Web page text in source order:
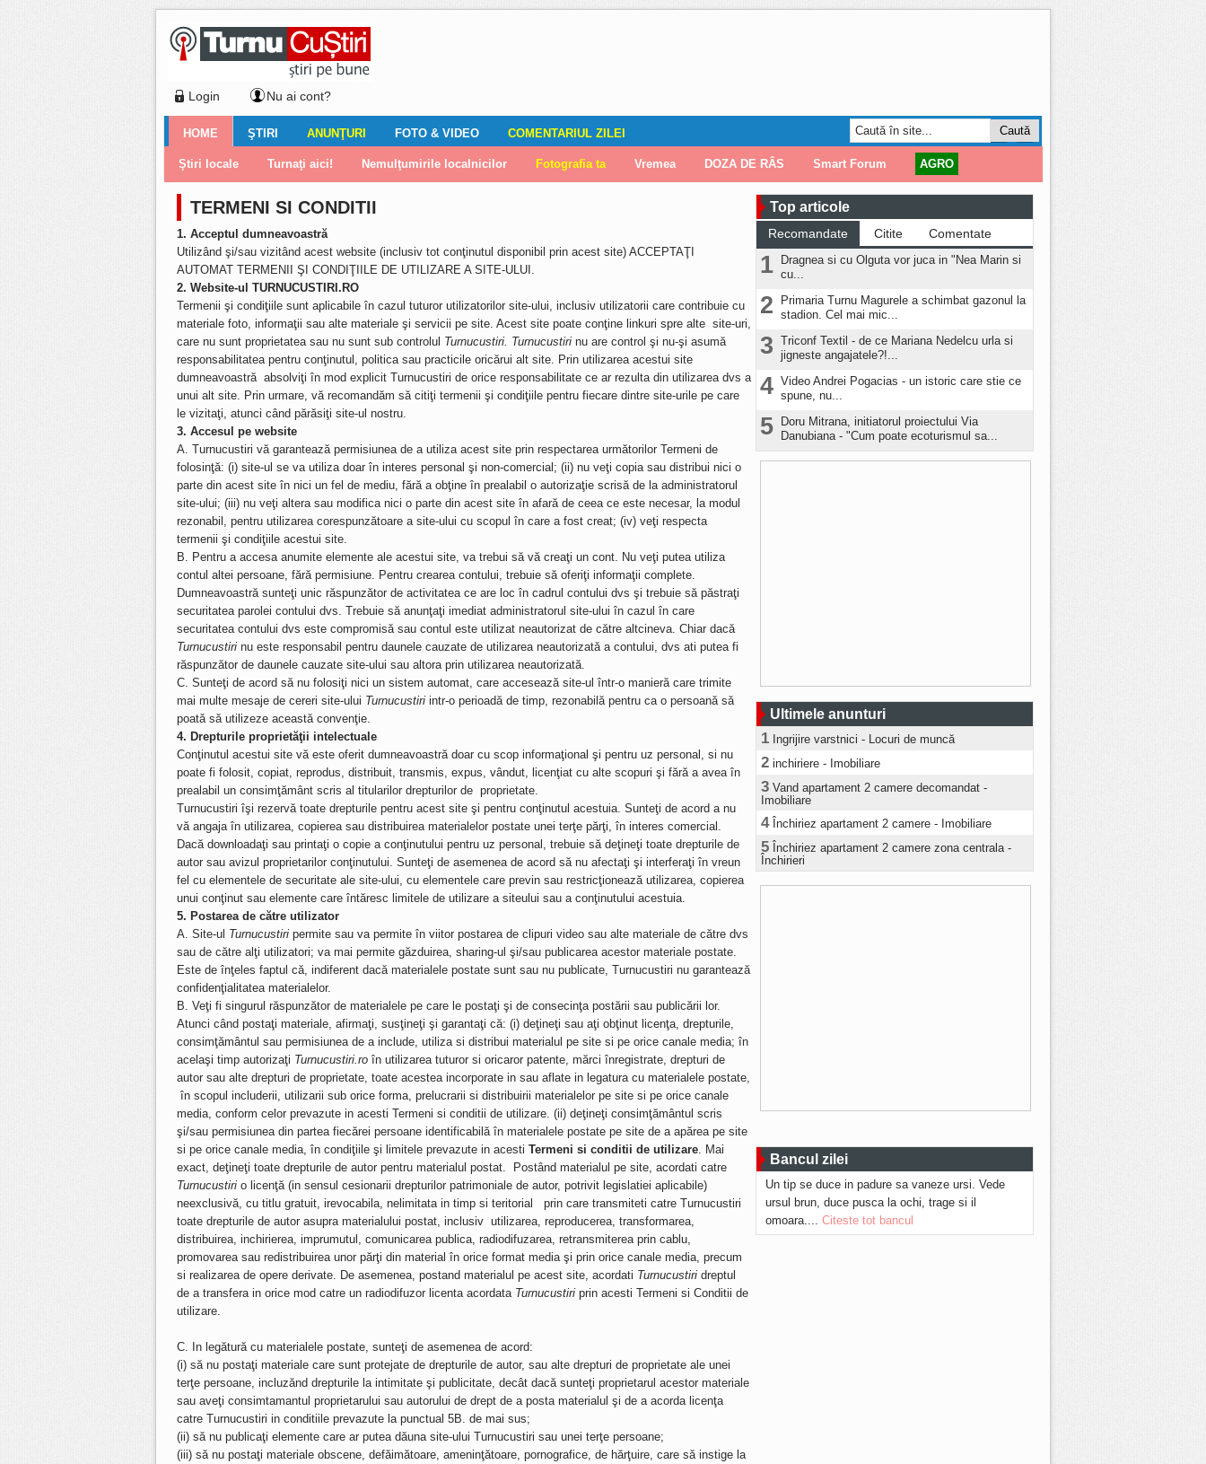
Login Nu ai cont?
HOME
Ştiri locale Turnaţi aici! Nemulţumirile localnicilor Fotografia ta Vremea DOZA DE RÂS Smart Forum AGRO
ŞTIRI
Ştiri locale Ştiri din ţară Financiar Editorial
ANUNŢURI
Imobiliare Auto Închirieri Vânzări Locuri de muncă ADAUGA ANUNT
FOTO & VIDEO
Galerii Foto Galerii video
COMENTARIUL ZILEI
Comentariul zilei
TERMENI SI CONDITII
1. Acceptul dumneavoastră
Utilizând şi/sau vizitând acest website (inclusiv tot conţinutul disponibil prin acest site) ACCEPTAŢI
AUTOMAT TERMENII ŞI CONDIŢIILE DE UTILIZARE A SITE-ULUI.
2. Website-ul TURNUCUSTIRI.RO
Termenii şi condiţiile sunt aplicabile în cazul tuturor utilizatorilor site-ului, inclusiv utilizatorii care contribuie cu
materiale foto, informaţii sau alte materiale şi servicii pe site. Acest site poate conţine linkuri spre alte site-uri,
care nu sunt proprietatea sau nu sunt sub controlul Turnucustiri. Turnucustiri nu are control şi nu-şi asumă
responsabilitatea pentru conţinutul, politica sau practicile oricărui alt site. Prin utilizarea acestui site
dumneavoastră absolviţi în mod explicit Turnucustiri de orice responsabilitate ce ar rezulta din utilizarea dvs a
unui alt site. Prin urmare, vă recomandăm să citiţi termenii şi condiţiile pentru fiecare dintre site-urile pe care
le vizitaţi, atunci când părăsiţi site-ul nostru.
3. Accesul pe website
A. Turnucustiri vă garantează permisiunea de a utiliza acest site prin respectarea următorilor Termeni de
folosinţă: (i) site-ul se va utiliza doar în interes personal şi non-comercial; (ii) nu veţi copia sau distribui nici o
parte din acest site în nici un fel de mediu, fără a obţine în prealabil o autorizaţie scrisă de la administratorul
site-ului; (iii) nu veţi altera sau modifica nici o parte din acest site în afară de ceea ce este necesar, la modul
rezonabil, pentru utilizarea corespunzătoare a site-ului cu scopul în care a fost creat; (iv) veţi respecta
termenii şi condiţiile acestui site.
B. Pentru a accesa anumite elemente ale acestui site, va trebui să vă creaţi un cont. Nu veţi putea utiliza
contul altei persoane, fără permisiune. Pentru crearea contului, trebuie să oferiţi informaţii complete.
Dumneavoastră sunteţi unic răspunzător de activitatea ce are loc în cadrul contului dvs şi trebuie să păstraţi
securitatea parolei contului dvs. Trebuie să anunţaţi imediat administratorul site-ului în cazul în care
securitatea contului dvs este compromisă sau contul este utilizat neautorizat de către altcineva. Chiar dacă
Turnucustiri nu este responsabil pentru daunele cauzate de utilizarea neautorizată a contului, dvs ati putea fi
răspunzător de daunele cauzate site-ului sau altora prin utilizarea neautorizată.
C. Sunteţi de acord să nu folosiţi nici un sistem automat, care accesează site-ul într-o manieră care trimite
mai multe mesaje de cereri site-ului Turnucustiri intr-o perioadă de timp, rezonabilă pentru ca o persoană să
poată să utilizeze această convenţie.
4. Drepturile proprietăţii intelectuale
Conţinutul acestui site vă este oferit dumneavoastră doar cu scop informaţional şi pentru uz personal, si nu
poate fi folosit, copiat, reprodus, distribuit, transmis, expus, vândut, licenţiat cu alte scopuri şi fără a avea în
prealabil un consimţământ scris al titularilor drepturilor de proprietate.
Turnucustiri îşi rezervă toate drepturile pentru acest site şi pentru conţinutul acestuia. Sunteţi de acord a nu
vă angaja în utilizarea, copierea sau distribuirea materialelor postate unei terţe părţi, în interes comercial.
Dacă downloadaţi sau printaţi o copie a conţinutului pentru uz personal, trebuie să deţineţi toate drepturile de
autor sau avizul proprietarilor conţinutului. Sunteţi de asemenea de acord să nu afectaţi şi interferaţi în vreun
fel cu elementele de securitate ale site-ului, cu elementele care previn sau restricţionează utilizarea, copierea
unui conţinut sau elemente care întăresc limitele de utilizare a siteului sau a conţinutului acestuia.
5. Postarea de către utilizator
A. Site-ul Turnucustiri permite sau va permite în viitor postarea de clipuri video sau alte materiale de către dvs
sau de către alţi utilizatori; va mai permite găzduirea, sharing-ul şi/sau publicarea acestor materiale postate.
Este de înţeles faptul că, indiferent dacă materialele postate sunt sau nu publicate, Turnucustiri nu garantează
confidenţialitatea materialelor.
B. Veţi fi singurul răspunzător de materialele pe care le postaţi şi de consecinţa postării sau publicării lor.
Atunci când postaţi materiale, afirmaţi, susţineţi şi garantaţi că: (i) deţineţi sau aţi obţinut licenţa, drepturile,
consimţământul sau permisiunea de a include, utiliza si distribui materialul pe site si pe orice canale media; în
acelaşi timp autorizaţi Turnucustiri.ro în utilizarea tuturor si oricaror patente, mărci înregistrate, drepturi de
autor sau alte drepturi de proprietate, toate acestea incorporate in sau aflate in legatura cu materialele postate,
în scopul includerii, utilizarii sub orice forma, prelucrarii si distribuirii materialelor pe site si pe orice canale
media, conform celor prevazute in acesti Termeni si conditii de utilizare. (ii) deţineţi consimţământul scris
şi/sau permisiunea din partea fiecărei persoane identificabilă în materialele postate pe site de a apărea pe site
si pe orice canale media, în condiţiile şi limitele prevazute in acesti Termeni si conditii de utilizare. Mai
exact, deţineţi toate drepturile de autor pentru materialul postat. Postând materialul pe site, acordati catre
Turnucustiri o licenţă (in sensul cesionarii drepturilor patrimoniale de autor, potrivit legislatiei aplicabile)
neexclusivă, cu titlu gratuit, irevocabila, nelimitata in timp si teritorial prin care transmiteti catre Turnucustiri
toate drepturile de autor asupra materialului postat, inclusiv utilizarea, reproducerea, transformarea,
distribuirea, inchirierea, imprumutul, comunicarea publica, radiodifuzarea, retransmiterea prin cablu,
promovarea sau redistribuirea unor părţi din material în orice format media şi prin orice canale media, precum
si realizarea de opere derivate. De asemenea, postand materialul pe acest site, acordati Turnucustiri dreptul
de a transfera in orice mod catre un radiodifuzor licenta acordata Turnucustiri prin acesti Termeni si Conditii de
utilizare.
C. In legătură cu materialele postate, sunteţi de asemenea de acord:
(i) să nu postaţi materiale care sunt protejate de drepturile de autor, sau alte drepturi de proprietate ale unei
terţe persoane, incluzănd drepturile la intimitate şi publicitate, decât dacă sunteţi proprietarul acestor materiale
sau aveţi consimtamantul proprietarului sau autorului de drept de a posta materialul şi de a acorda licenţa
catre Turnucustiri in conditiile prevazute la punctual 5B. de mai sus;
(ii) să nu publicaţi elemente care ar putea dăuna site-ului Turnucustiri sau unei terţe persoane;
(iii) să nu postaţi materiale obscene, defăimătoare, ameninţătoare, pornografice, de hărţuire, care să instige la
Top articole
Recomandate Citite Comentate
1
Dragnea si cu Olguta vor juca in "Nea Marin si
cu...
2
Primaria Turnu Magurele a schimbat gazonul la
stadion. Cel mai mic...
3 Triconf Textil - de ce Mariana Nedelcu urla si
jigneste angajatele?!...
4 Video Andrei Pogacias - un istoric care stie ce
spune, nu...
5
Doru Mitrana, initiatorul proiectului Via
Danubiana - "Cum poate ecoturismul sa...
Ultimele anunturi
1 Ingrijire varstnici - Locuri de muncă
2 inchiriere - Imobiliare
3 Vand apartament 2 camere decomandat -
Imobiliare
4 Închiriez apartament 2 camere - Imobiliare
5 Închiriez apartament 2 camere zona centrala -
Închirieri
Bancul zilei
Un tip se duce in padure sa vaneze ursi. Vede
ursul brun, duce pusca la ochi, trage si il
omoara.... Citeste tot bancul